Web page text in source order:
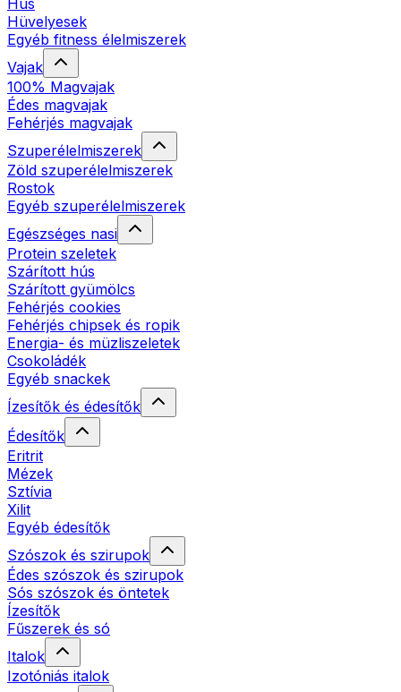
Hús
Hüvelyesek
Egyéb fitness élelmiszerek
Vajak
100% Magvajak
Édes magvajak
Fehérjés magvajak
Szuperélelmiszerek
Zöld szuperélelmiszerek
Rostok
Egyéb szuperélelmiszerek
Egészséges nasi
Protein szeletek
Szárított hús
Szárított gyümölcs
Fehérjés cookies
Fehérjés chipsek és ropik
Energia- és müzliszeletek
Csokoládék
Egyéb snackek
Ízesítők és édesítők
Édesítők
Eritrit
Mézek
Sztívia
Xilit
Egyéb édesítők
Szószok és szirupok
Édes szószok és szirupok
Sós szószok és öntetek
Ízesítők
Fűszerek és só
Italok
Izotóniás italok